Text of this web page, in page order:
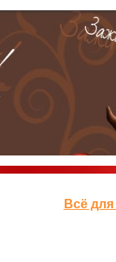
Всё